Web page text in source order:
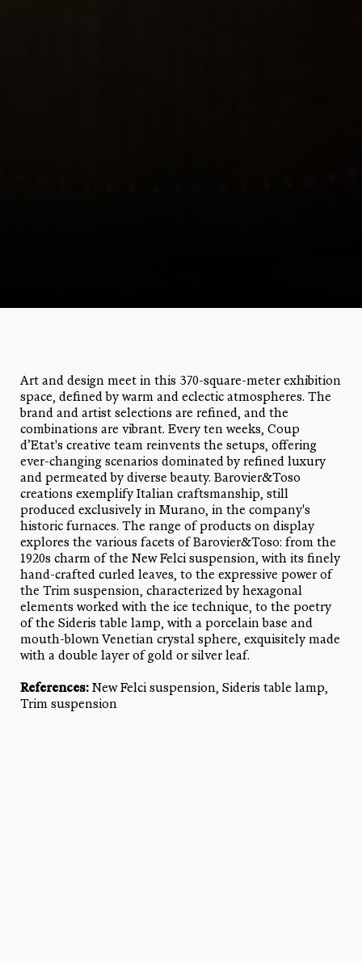
Art and design meet in this 370-square-meter exhibition
space, defined by warm and eclectic atmospheres. The
brand and artist selections are refined, and the
combinations are vibrant. Every ten weeks, Coup
d’Etat's creative team reinvents the setups, offering
ever-changing scenarios dominated by refined luxury
and permeated by diverse beauty. Barovier&Toso
creations exemplify Italian craftsmanship, still
produced exclusively in Murano, in the company's
historic furnaces. The range of products on display
explores the various facets of Barovier&Toso: from the
1920s charm of the New Felci suspension, with its finely
hand-crafted curled leaves, to the expressive power of
the Trim suspension, characterized by hexagonal
elements worked with the ice technique, to the poetry
of the Sideris table lamp, with a porcelain base and
mouth-blown Venetian crystal sphere, exquisitely made
with a double layer of gold or silver leaf.
References: New Felci suspension, Sideris table lamp,
Trim suspension